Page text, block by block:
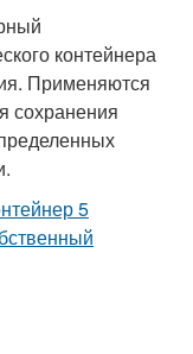
контейнера
Применяются
сохранения